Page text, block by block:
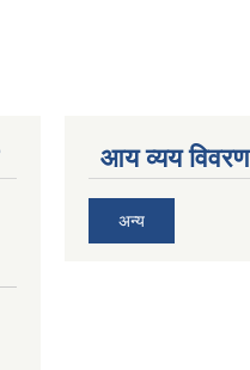
आय व्यय विवरण
अन्य